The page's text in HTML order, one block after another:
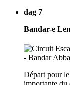
dag 7
Bandar-e
Départ pour
importante du